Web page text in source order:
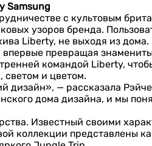
Samsung
с культовым
узоров бренда.
Liberty, не выходя из дома.
превращая
командой Liberty,
и цветом.
дизайн», — рассказала
дома дизайна, и мы
Известный своими
коллекции представлены